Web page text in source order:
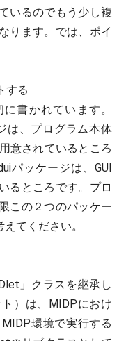
いるのでもう少し複
ります。では、ポイ
する
書かれています。
は、プログラム本体
意されているところ
パッケージは、GUI
るところです。プロ
この２つのパッケー
てください。
」クラスを継承し
）は、MIDPにおけ
環境で実行する